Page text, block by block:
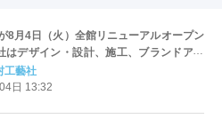
8月4日（火）全館リニューアルオープン
はデザイン・設計、施工、ブランドアー
インを担当
工藝社
日 13:32